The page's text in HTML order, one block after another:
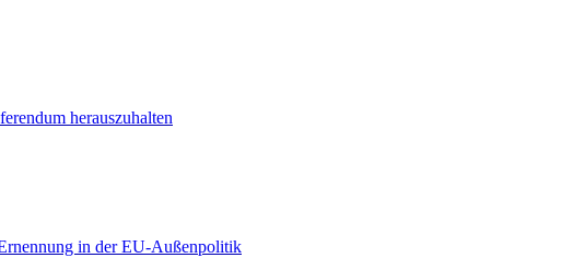
herauszuhalten
in der EU-Außenpolitik